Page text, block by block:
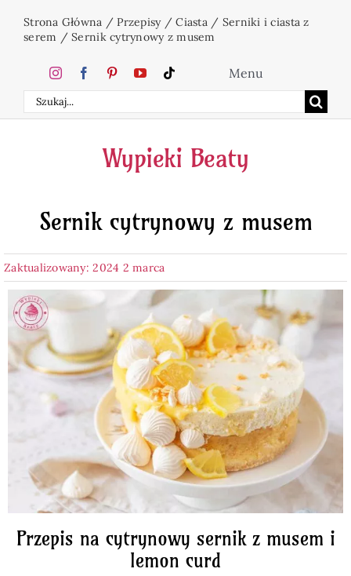
zawartości
Strona Główna /Przepisy/Ciasta/ Serniki i ciasta z
serem /Sernik cytrynowy z musem
Szukaj
Menu
Home
Ciasta
Desery
Napoje
Pieczywo
Przetwory
Posiłki
Zdrowo i fit
Wypieki Beaty
Sernik cytrynowy z musem
Zaktualizowany: 2024 2 marca
Przepis na cytrynowy sernik z musem i
lemon curd